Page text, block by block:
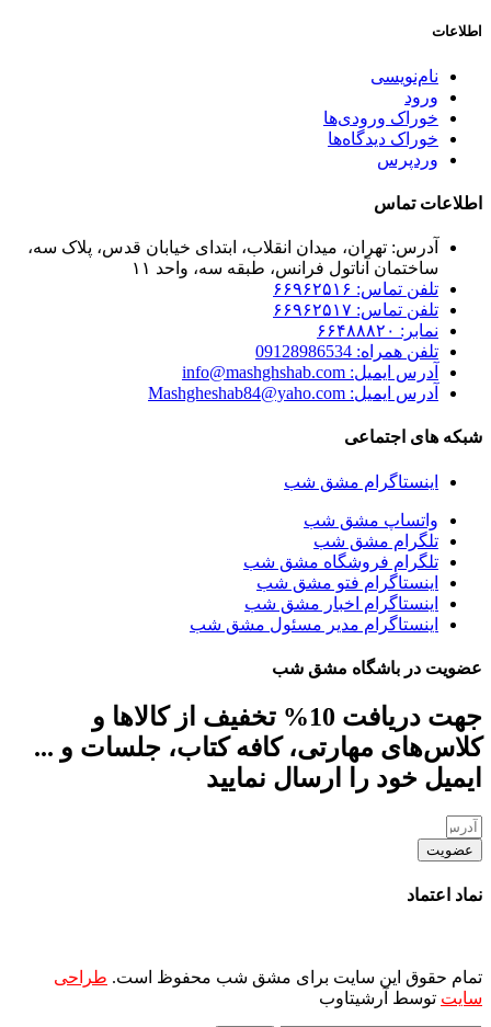
اطلاعات
نام‌نویسی
ورود
خوراک ورودی‌ها
خوراک دیدگاه‌ها
وردپرس
اطلاعات تماس
آدرس: تهران، میدان انقلاب، ابتدای خیابان قدس، پلاک سه،
ساختمان آناتول فرانس، طبقه سه، واحد ۱۱
تلفن تماس: ۶۶۹۶۲۵۱۶
تلفن تماس: ۶۶۹۶۲۵۱۷
نمابر: ۶۶۴۸۸۸۲۰
تلفن همراه: 09128986534
آدرس ایمیل: info@mashghshab.com
آدرس ایمیل: Mashgheshab84@yaho.com
شبکه های اجتماعی
اینستاگرام مشق شب
واتساپ مشق شب
تلگرام مشق شب
تلگرام فروشگاه مشق شب
اینستاگرام فتو مشق شب
اینستاگرام اخبار مشق شب
اینستاگرام مدیر مسئول مشق شب
عضویت در باشگاه مشق شب
جهت دریافت 10% تخفیف از کالاها و
کلاس‌های مهارتی، کافه کتاب، جلسات و ...
ایمیل خود را ارسال نمایید
عضویت
نماد اعتماد
تمام حقوق این سایت برای مشق شب محفوظ است. طراحی
سایت توسط آرشیتاوب